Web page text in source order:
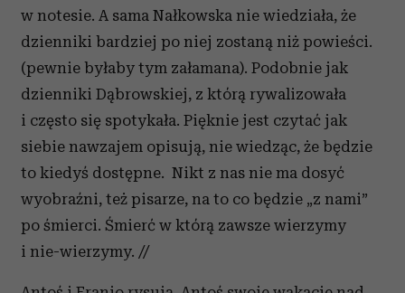
w notesie. A sama Nałkowska nie wiedziała, że
dzienniki bardziej po niej zostaną niż powieści.
(pewnie byłaby tym załamana). Podobnie jak
dzienniki Dąbrowskiej, z którą rywalizowała
i często się spotykała. Pięknie jest czytać jak
siebie nawzajem opisują, nie wiedząc, że będzie
to kiedyś dostępne. Nikt z nas nie ma dosyć
wyobraźni, też pisarze, na to co będzie „z nami”
po śmierci. Śmierć w którą zawsze wierzymy
i nie-wierzymy. //